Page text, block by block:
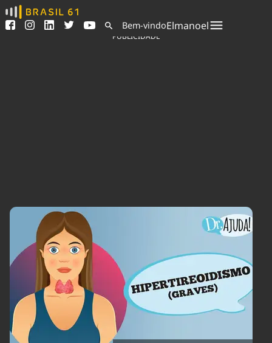
Ver todas as notícias
Podcasts
Indicadores
Agronegócios
Brasil Mineral
Ciência &
Tecnologia
Comportamento
Cultura
Economia
Educação
Infraestrutura
Internacional
Meio Ambiente
Política
Tempo
Bem-vindoElmanoel
PUBLICIDADE